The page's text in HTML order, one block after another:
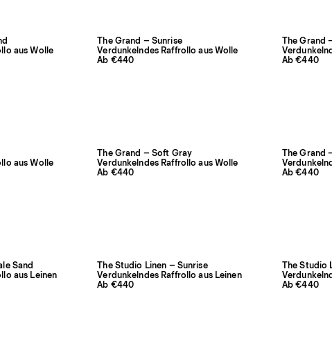
aus Wolle
The Grand – Sunrise
Verdunkelndes Raffrollo aus Wolle
Ab €440
The Grand
Ab €440
aus Wolle
The Grand – Soft Gray
Verdunkelndes Raffrollo aus Wolle
Ab €440
The Grand
Ab €440
Sand
aus Leinen
The Studio Linen – Sunrise
Verdunkelndes Raffrollo aus Leinen
Ab €440
The Studio
Ab €440